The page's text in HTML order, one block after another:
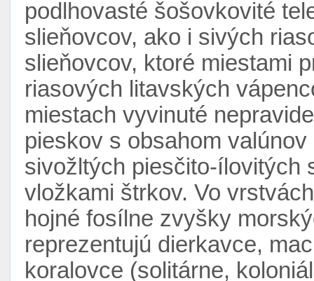
podlhovasté šošovkovité
slieňovcov, ako i sivých
slieňovcov, ktoré miestami
riasových litavských
miestach vyvinuté
pieskov s obsahom
sivožltých piesčito-ílovitých
vložkami štrkov. Vo
hojné fosílne zvyšky
reprezentujú dierkavce,
koralovce (solitárne,